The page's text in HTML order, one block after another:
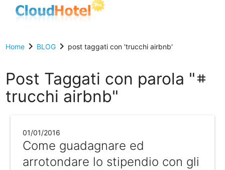
Homechevron_right BLOGchevron_right post taggati con 'trucchi airbnb'
Post Taggati con parola " tag
trucchi airbnb"
01/01/2016
Come guadagnare ed
arrotondare lo stipendio con gli